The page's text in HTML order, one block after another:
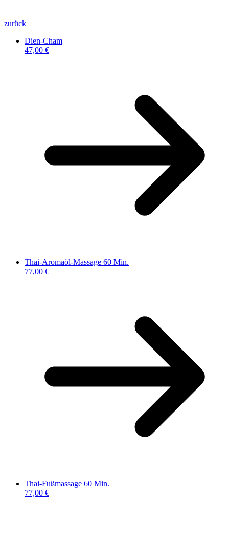
zurück
Dien-Cham
47,00 €
Thai-Aromaöl-Massage 60 Min.
77,00 €
Thai-Fußmassage 60 Min.
77,00 €